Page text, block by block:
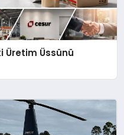
Üretim Üssünü